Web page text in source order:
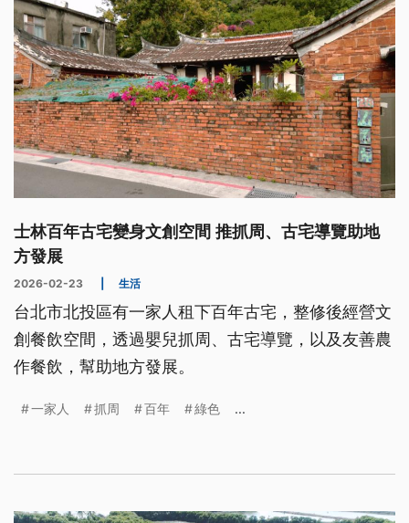
士林百年古宅變身文創空間 推抓周、古宅導覽助地
方發展
2026-02-23 生活
台北市北投區有一家人租下百年古宅，整修後經營文
創餐飲空間，透過嬰兒抓周、古宅導覽，以及友善農
作餐飲，幫助地方發展。
一家人 抓周 百年 綠色 ...